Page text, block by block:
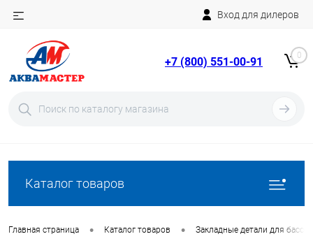
Вход для дилеров
+7 (800) 551-00-91 0
Каталог товаров
Главная страница • Каталог товаров • Закладные детали для